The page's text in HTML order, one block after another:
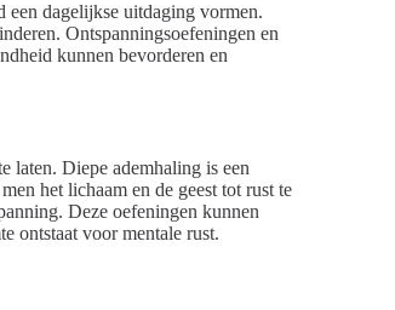
dagelijkse uitdaging vormen.
Ontspanningsoefeningen en
kunnen bevorderen en
laten. Diepe ademhaling is een
het lichaam en de geest tot rust te
Deze oefeningen kunnen
ontstaat voor mentale rust.